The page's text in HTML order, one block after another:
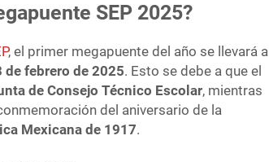
SEP 2025?
, el primer megapuente del año se llevará a
de febrero de 2025. Esto se debe a que el
de Consejo Técnico Escolar, mientras
del aniversario de la
Mexicana de 1917.